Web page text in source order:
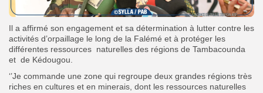
Il a affirmé son engagement et sa détermination à lutter contre les
activités d’orpaillage le long de la Falémé et à protéger les
différentes ressources naturelles des régions de Tambacounda
et de Kédougou.
‘’Je commande une zone qui regroupe deux grandes régions très
riches en cultures et en minerais, dont les ressources naturelles